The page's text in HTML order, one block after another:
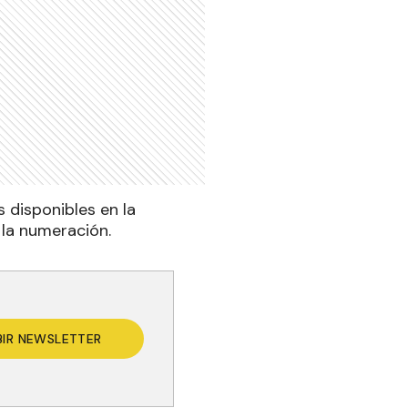
disponibles en la
numeración.
NEWSLETTER